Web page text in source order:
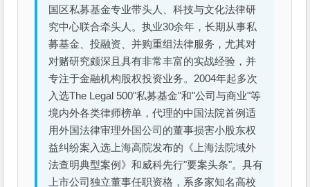
国区私募基金专业带头人、科技与文化法律研
究中心联合牵头人。执业30余年，长期从事私
募基金、投融资、并购重组法律服务，尤其对
对赌研究颇深且具有非常丰富的实战经验，并
专注于金融机构股权投资业务。2004年起多次
入选The Legal 500"私募基金"和"公司与商业"等
境内外各类律师榜单，代理的中国法院首例适
用外国法律审理外国公司的董事损害小股东权
益纠纷案入选上海高院发布的《上海法院域外
法查明典型案例》和威科先行"要案头条"。具有
上市公司独立董事任职资格，系多家知名高校